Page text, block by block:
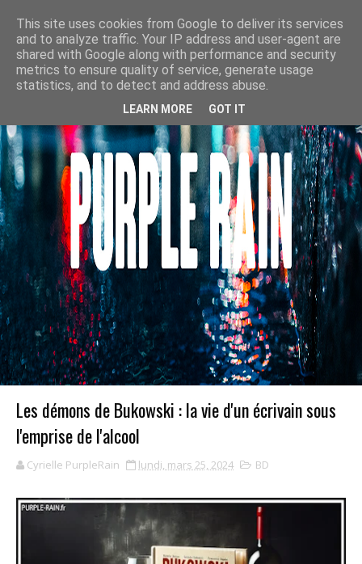
Les démons de Bukowski : la vie d'un écrivain sous
l'emprise de l'alcool
Cyrielle PurpleRain lundi, mars 25, 2024 BD
This site uses cookies from Google to deliver its services
and to analyze traffic. Your IP address and user-agent are
shared with Google along with performance and security
metrics to ensure quality of service, generate usage
statistics, and to detect and address abuse.
LEARN MORE GOT IT